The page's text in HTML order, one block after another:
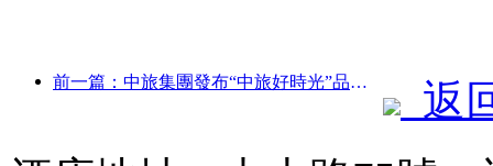
前一篇：中旅集團發布“中旅好時光”品牌，布局銀發旅游市場
返